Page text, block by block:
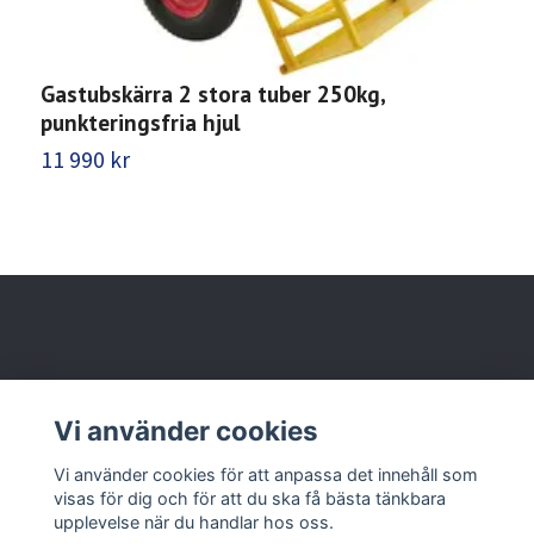
Gastubskärra 2 stora tuber 250kg,
punkteringsfria hjul
11 990 kr
Läs mer
Vi använder cookies
Vi använder cookies för att anpassa det innehåll som
visas för dig och för att du ska få bästa tänkbara
upplevelse när du handlar hos oss.